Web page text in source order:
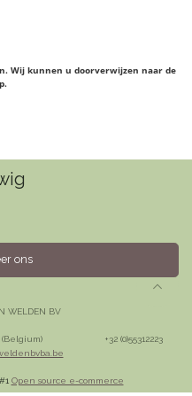
Wij kunnen u doorverwijzen naar de
ons
WELDEN BV
​+32 (0)55312223
Open source e-commerce